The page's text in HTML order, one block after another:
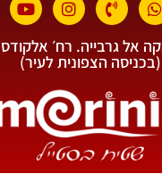
אל גרבייה. רח׳ אלקודס
(בכניסה הצפונית לעיר)